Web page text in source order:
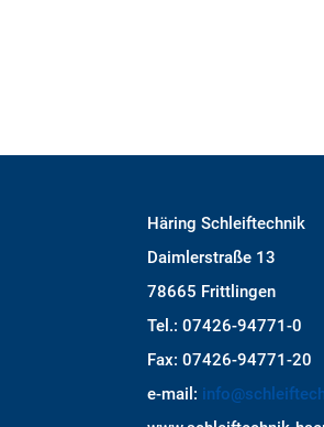
Häring Schleiftechnik
Daimlerstraße 13
78665 Frittlingen
Tel.: 07426-94771-0
Fax: 07426-94771-20
e-mail: